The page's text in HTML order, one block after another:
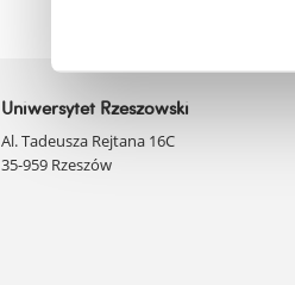
Uniwersytet Rzeszowski
Al. Tadeusza Rejtana 16C
35-959 Rzeszów